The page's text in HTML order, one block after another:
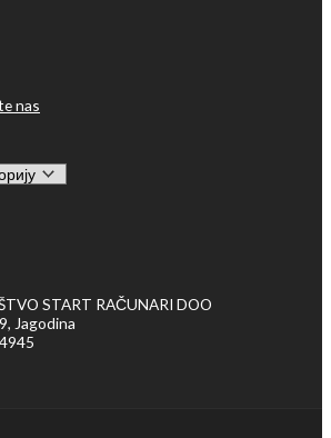
nas
START RAČUNARI DOO
Jagodina